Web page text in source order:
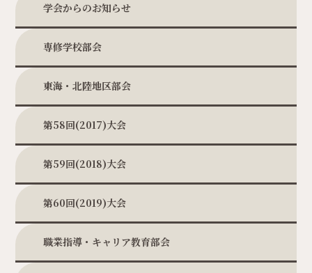
学会からのお知らせ
専修学校部会
東海・北陸地区部会
第58回(2017)大会
第59回(2018)大会
第60回(2019)大会
職業指導・キャリア教育部会